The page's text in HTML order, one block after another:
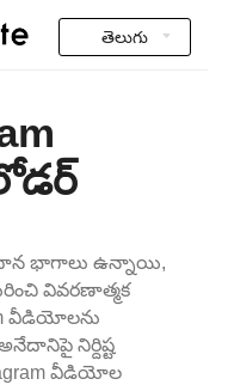
తెలుగు
Français
Italiano
భాగాలు ఉన్నాయి,
వివరణాత్మక
వీడియోలను
నిర్దిష్ట
వీడియోల